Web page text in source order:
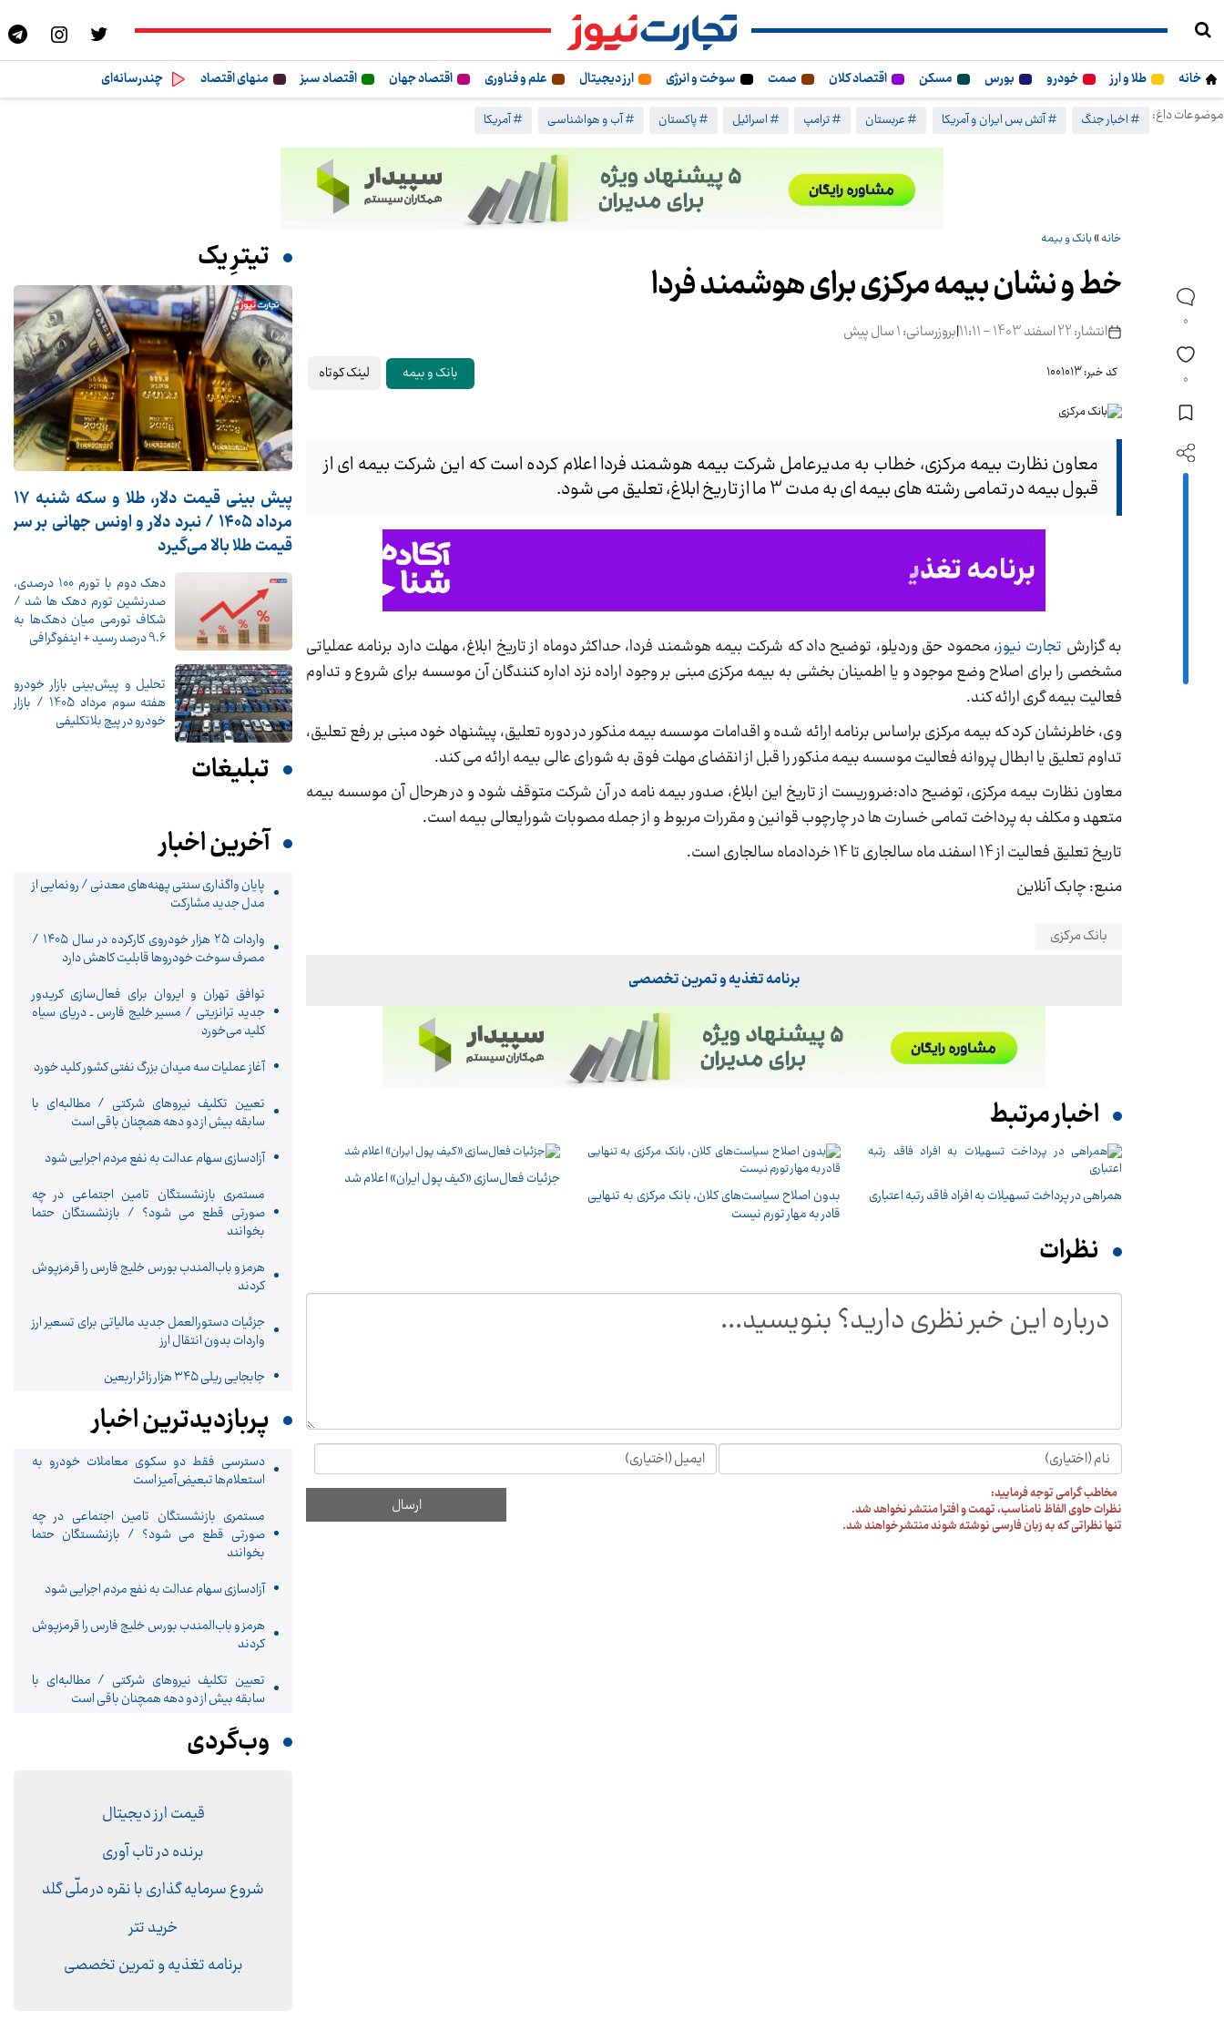
خانه طلا و ارز خودرو بورس مسکن اقتصاد کلان صمت سوخت و انرژی ارز دیجیتال علم و فناوری اقتصاد جهان اقتصاد سبز منهای اقتصاد
چندرسانه‌ای
موضوعات داغ:
# اخبار جنگ # آتش بس ایران و آمریکا # عربستان # ترامپ # اسرائیل # پاکستان # آب و هواشناسی # آمریکا
0
0
خانه»بانک و بیمه
خط و نشان بیمه مرکزی برای هوشمند فردا
انتشار: 22 اسفند 1403 - 11:11 |بروزرسانی: 1 سال پیش
کد خبر: 1001013 بانک و بیمه لینک کوتاه
معاون نظارت بیمه مرکزی، خطاب به مدیرعامل شرکت بیمه هوشمند فردا اعلام کرده است که این شرکت بیمه ای از
قبول بیمه در تمامی رشته های بیمه ای به مدت 3 ما از تاریخ ابلاغ، تعلیق می شود.
به گزارش تجارت نیوز، محمود حق وردیلو، توضیح داد که شرکت بیمه هوشمند فردا، حداکثر دوماه از تاریخ ابلاغ، مهلت دارد برنامه عملیاتی
مشخصی را برای اصلاح وضع موجود و یا اطمینان بخشی به بیمه مرکزی مبنی بر وجود اراده نزد اداره کنندگان آن موسسه برای شروع و تداوم
فعالیت بیمه گری ارائه کند.
وی، خاطرنشان کرد که بیمه مرکزی براساس برنامه ارائه شده و اقدامات موسسه بیمه مذکور در دوره تعلیق، پیشنهاد خود مبنی بر رفع تعلیق،
تداوم تعلیق یا ابطال پروانه فعالیت موسسه بیمه مذکور را قبل از انقضای مهلت فوق به شورای عالی بیمه ارائه می کند.
معاون نظارت بیمه مرکزی، توضیح داد:ضروریست از تاریخ این ابلاغ، صدور بیمه نامه در آن شرکت متوقف شود و در هرحال آن موسسه بیمه
متعهد و مکلف به پرداخت تمامی خسارت ها در چارچوب قوانین و مقررات مربوط و از جمله مصوبات شورایعالی بیمه است.
تاریخ تعلیق فعالیت از 14 اسفند ماه سالجاری تا 14 خردادماه سالجاری است.
منبع: چابک آنلاین
بانک مرکزی
برنامه تغذیه و تمرین تخصصی
اخبار مرتبط
همراهی در پرداخت تسهیلات به افراد فاقد رتبه اعتباری
بدون اصلاح سیاست‌های کلان، بانک مرکزی به تنهایی
قادر به مهار تورم نیست
جزئیات فعال‌سازی «کیف پول ایران» اعلام شد
نظرات
مخاطب گرامی توجه فرمایید:
نظرات حاوی الفاظ نامناسب، تهمت و افترا منتشر نخواهد شد.
تنها نظراتی که به زبان فارسی نوشته شوند منتشر خواهند شد.
تیترِ یک
پیش ‌بینی قیمت دلار، طلا و سکه شنبه ۱۷
مرداد ۱۴۰۵ / نبرد دلار و اونس جهانی بر سر
قیمت طلا بالا می‌گیرد
دهک دوم با تورم 100 درصدی،
صدرنشین تورم دهک ها شد /
شکاف تورمی میان دهک‌ها به
9.6 درصد رسید + اینفوگرافی
تحلیل و پیش‌بینی بازار خودرو
هفته سوم مرداد 1405 / بازار
خودرو در پیچ بلاتکلیفی
تبلیغات
آخرین اخبار
پایان واگذاری‌ سنتی پهنه‌های معدنی / رونمایی از
مدل جدید مشارکت
واردات ۲۵ هزار خودروی کارکرده در سال ۱۴۰۵ /
مصرف سوخت خودرو‌ها قابلیت کاهش دارد
توافق تهران و ایروان برای فعال‌سازی کریدور
جدید ترانزیتی / مسیر خلیج فارس ـ دریای سیاه
کلید می‌خورد
آغاز عملیات سه میدان بزرگ نفتی کشور کلید خورد
تعیین تکلیف نیروهای شرکتی / مطالبه‌ای با
سابقه بیش از دو دهه همچنان باقی است
آزادسازی سهام عدالت به نفع مردم اجرایی شود
مستمری بازنشستگان تامین اجتماعی در چه
صورتی قطع می شود؟ / بازنشستگان حتما
بخوانند
هرمز و باب‌المندب بورس خلیج فارس را قرمزپوش
کردند
جزئیات دستورالعمل جدید مالیاتی برای تسعیر ارز
واردات بدون انتقال ارز
جابجایی ریلی ۳۴۵ هزار زائر اربعین
پربازدیدترین اخبار
دسترسی فقط دو سکوی معاملات خودرو به
استعلام‌ها تبعیض‌آمیز است
مستمری بازنشستگان تامین اجتماعی در چه
صورتی قطع می شود؟ / بازنشستگان حتما
بخوانند
آزادسازی سهام عدالت به نفع مردم اجرایی شود
هرمز و باب‌المندب بورس خلیج فارس را قرمزپوش
کردند
تعیین تکلیف نیروهای شرکتی / مطالبه‌ای با
سابقه بیش از دو دهه همچنان باقی است
وب‌گردی
قیمت ارز دیجیتال
برنده در تاب آوری
شروع سرمایه گذاری با نقره در ملّی گلد
خرید تتر
برنامه تغذیه و تمرین تخصصی